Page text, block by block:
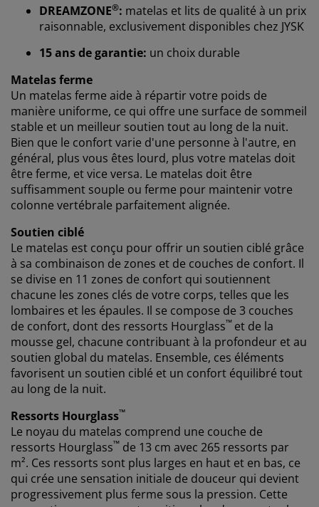
DREAMZONE®: matelas et lits de qualité à un prix
raisonnable, exclusivement disponibles chez JYSK
15 ans de garantie: un choix durable
Matelas ferme
Un matelas ferme aide à répartir votre poids de
manière uniforme, ce qui offre une surface de sommeil
stable et un meilleur soutien tout au long de la nuit.
Bien que le confort varie d'une personne à l'autre, en
général, plus vous êtes lourd, plus votre matelas doit
être ferme, et vice versa. Le matelas doit être
suffisamment souple ou ferme pour maintenir votre
colonne vertébrale parfaitement alignée.
Soutien ciblé
Le matelas est conçu pour offrir un soutien ciblé grâce
à sa combinaison de zones et de couches de confort. Il
se divise en 11 zones de confort qui soutiennent
chacune les zones clés de votre corps, telles que les
lombaires et les épaules. Il se compose de 3 couches
de confort, dont des ressorts Hourglass™ et de la
mousse gel, chacune contribuant à la profondeur et au
soutien global du matelas. Ensemble, ces éléments
favorisent un soutien ciblé et un confort équilibré tout
au long de la nuit.
Ressorts Hourglass™
Le noyau du matelas comprend une couche de
ressorts Hourglass™ de 13 cm avec 265 ressorts par
m². Ces ressorts sont plus larges en haut et en bas, ce
qui crée une sensation initiale de douceur qui devient
progressivement plus ferme sous la pression. Cette
Chez JYSK, nous utilisons des cookies et des
identifiants mobiles pour vous garantir une bonne
expérience lorsque vous visitez notre site web. Les
cookies collectent des informations vous concernant
afin de garantir le bon fonctionnement du site, de
générer des statistiques et de vous proposer des
publicités pertinentes. Lorsque vous acceptez les
cookies marketing, nous partageons vos données de
navigation avec nos partenaires marketing (par
exemple Google, Meta et TikTok) afin de vous proposer
des publicités personnalisées et statiques. Vous
pouvez en savoir plus sur les finalités de ces cookies
dans la section « Modifier » et choisir de retirer votre
consentement en cliquant sur l'icône des cookies. En
cliquant sur « Accepter tout », vous acceptez les trois
finalités. En savoir plus surnotre collecte et notre
traitement des données personnellesetnotre
politique relative aux cookies.